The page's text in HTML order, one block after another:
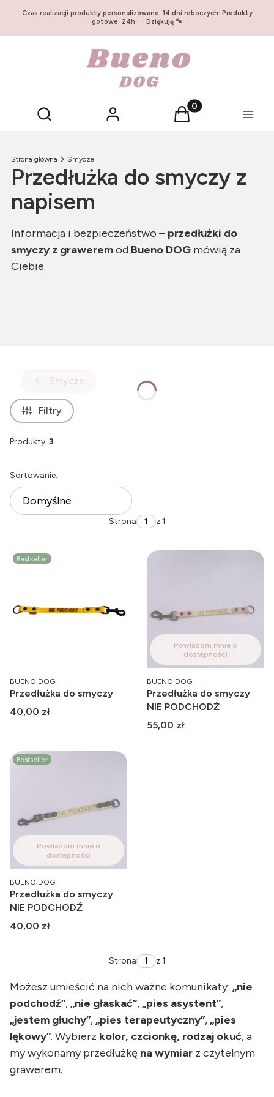
Czas realizacji produkty personalizowane: 14 dni roboczych· Produkty
gotowe: 24h · Dziękuję 🐾
Otwórz wyszukiwarkę
Szukaj Zaloguj się Produkty w
Koszyk Menu
Strona główna Smycze
Przedłużka do smyczy z
napisem
Informacja i bezpieczeństwo – przedłużki do
smyczy z graweremod Bueno DOG mówią za
Ciebie.
Smycze
Filtry
Produkty: 3
Lista produktów
Sortowanie:
Domyślne
Strona z 1
Bestseller
PRODUCENT
BUENO DOG
Przedłużka do smyczy
Cena
40,00 zł
Powiadom mnie o
dostępności
PRODUCENT
BUENO DOG
Przedłużka do smyczy
NIE PODCHODŹ
Cena
55,00 zł
Bestseller
Powiadom mnie o
dostępności
PRODUCENT
BUENO DOG
Przedłużka do smyczy
NIE PODCHODŹ
Cena
40,00 zł
Strona z 1
Możesz umieścić na nich ważne komunikaty: „nie
podchodź”,„nie głaskać”,„pies asystent”,
„jestem głuchy”,„pies terapeutyczny”,„pies
lękowy”. Wybierz kolor, czcionkę, rodzaj okuć, a
my wykonamy przedłużkę na wymiar z czytelnym
grawerem.